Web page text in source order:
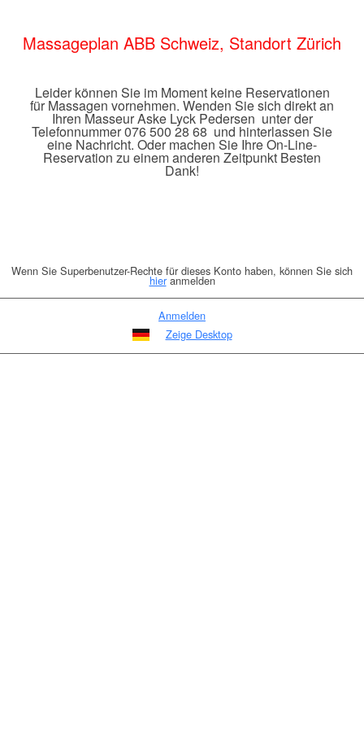
Massageplan ABB Schweiz, Standort Zürich
Leider können Sie im Moment keine Reservationen
für Massagen vornehmen. Wenden Sie sich direkt an
Ihren Masseur Aske Lyck Pedersen unter der
Telefonnummer 076 500 28 68 und hinterlassen Sie
eine Nachricht. Oder machen Sie Ihre On-Line-
Reservation zu einem anderen Zeitpunkt Besten
Dank!
Wenn Sie Superbenutzer-Rechte für dieses Konto haben, können Sie sich
hieranmelden
Anmelden
Zeige Desktop